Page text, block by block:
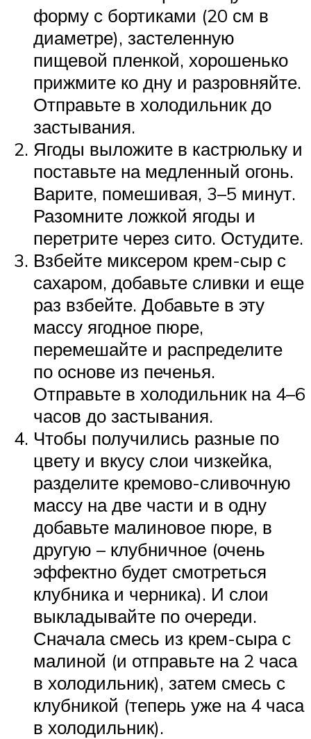
форму с бортиками (20 см в
диаметре), застеленную
пищевой пленкой, хорошенько
прижмите ко дну и разровняйте.
Отправьте в холодильник до
застывания.
Ягоды выложите в кастрюльку и
поставьте на медленный огонь.
Варите, помешивая, 3–5 минут.
Разомните ложкой ягоды и
перетрите через сито. Остудите.
Взбейте миксером крем-сыр с
сахаром, добавьте сливки и еще
раз взбейте. Добавьте в эту
массу ягодное пюре,
перемешайте и распределите
по основе из печенья.
Отправьте в холодильник на 4–6
часов до застывания.
Чтобы получились разные по
цвету и вкусу слои чизкейка,
разделите кремово-сливочную
массу на две части и в одну
добавьте малиновое пюре, в
другую – клубничное (очень
эффектно будет смотреться
клубника и черника). И слои
выкладывайте по очереди.
Сначала смесь из крем-сыра с
малиной (и отправьте на 2 часа
в холодильник), затем смесь с
клубникой (теперь уже на 4 часа
в холодильник).